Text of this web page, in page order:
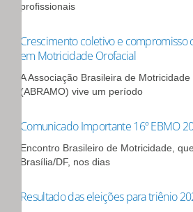
profissionais
Crescimento coletivo e compromisso
em Motricidade Orofacial
A Associação Brasileira de
(ABRAMO) vive um período
Comunicado Importante 16º EBMO
Encontro Brasileiro de Motricidade,
Brasília/DF, nos dias
Resultado das eleições para triênio